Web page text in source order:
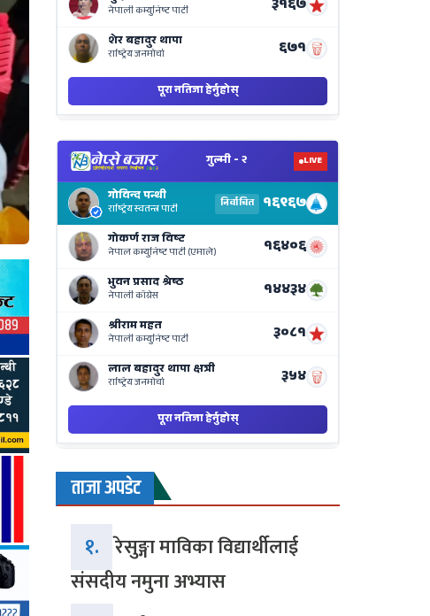
ताजा अपडेट
१. रेसुङ्गा माविका विद्यार्थीलाई
संसदीय नमुना अभ्यास